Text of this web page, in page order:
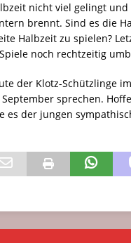
nicht viel gelingt
brennt. Sind es die
Halbzeit zu spielen?
noch rechtzeitig
der Klotz-Schützlinge
sprechen.
der jungen